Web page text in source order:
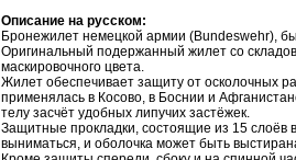
Описание на русском:
Бронежилет немецкой армии (Bundeswehr),
Оригинальный подержанный жилет со
маскировочного цвета.
Жилет обеспечивает защиту от осколочных
применялась в Косово, в Боснии и
телу засчёт удобных липучих застёжек.
Защитные прокладки, состоящие из 15 слоёв
выниматься, и оболочка может быть